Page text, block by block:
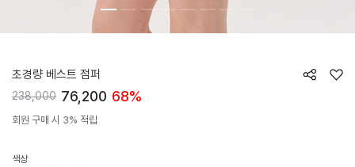
초경량 베스트 점퍼
238,000 76,200 68%
회원 구매 시 3% 적립
색상